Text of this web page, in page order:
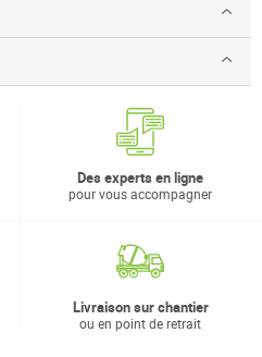
Des experts en ligne
pour vous accompagner
Livraison sur chantier
ou en point de retrait